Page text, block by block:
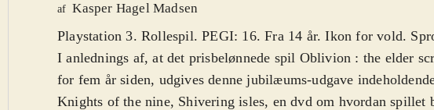
af Kasper Hagel Madsen
Playstation 3. Rollespil. PEGI: 16. Fra 14 år. Ikon for vold.
I anlednings af, at det prisbelønnede spil Oblivion : the elder
for fem år siden, udgives denne jubilæums-udgave
Knights of the nine, Shivering isles, en dvd om hvordan spillet